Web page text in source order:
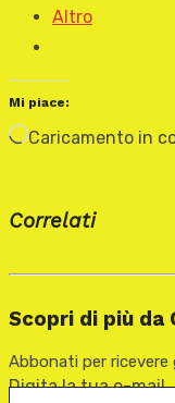
Altro
Mi piace:
Caricamento in
Correlati
Scopri di più da
Abbonati per ricevere
Digita la tua e-